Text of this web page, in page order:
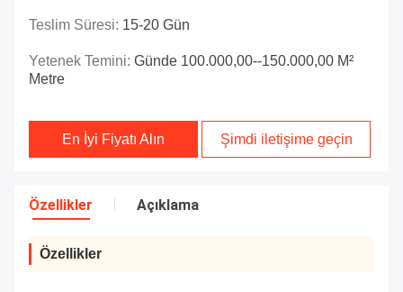
Teslim Süresi: 15-20 Gün
Yetenek Temini: Günde 100.000,00--150.000,00 M²
Metre
En İyi Fiyatı Alın Şimdi iletişime geçin
Özellikler Açıklama
Özellikler